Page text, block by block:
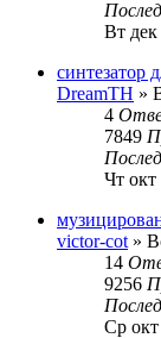
Вт дек
синтезатор
DreamTH »
4
7849
Чт окт
victor-cot »
14
9256
Ср